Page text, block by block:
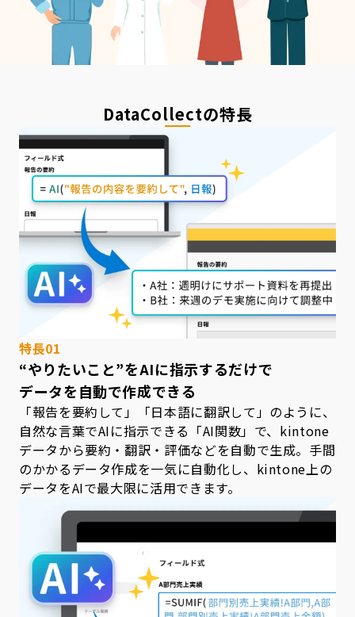
DataCollectの特長
特長01
“やりたいこと”をAIに指示するだけで
データを自動で作成できる
「報告を要約して」「日本語に翻訳して」のように、
自然な言葉でAIに指示できる「AI関数」で、kintone
データから要約・翻訳・評価などを自動で生成。手間
のかかるデータ作成を一気に自動化し、kintone上の
データをAIで最大限に活用できます。